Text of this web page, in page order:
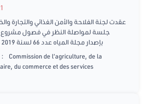
عقدت لجنة الفلاحة والأمن الغذائي والتجارة
جلسة لمواصلة النظر في فصول مشروع
بإصدار مجلة المياه عدد 66 لسنة 2019 والتصويت عليها
:
Commission de l’agriculture, de la
du commerce et des services